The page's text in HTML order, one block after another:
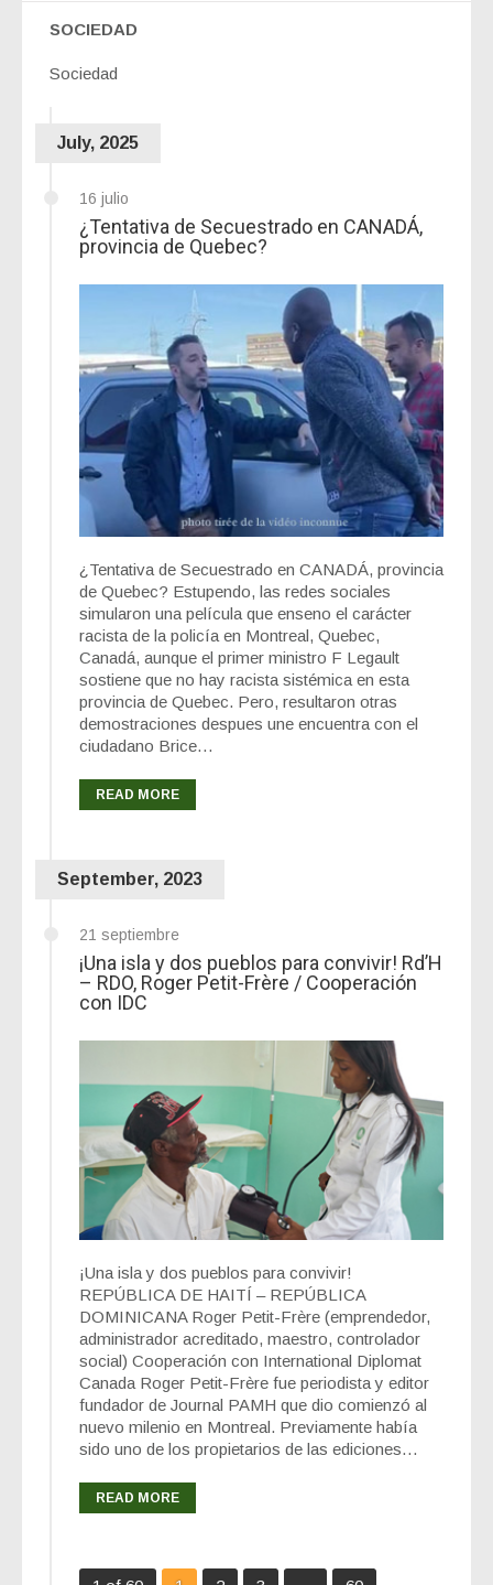
SOCIEDAD
Sociedad
July, 2025
16 julio
¿Tentativa de Secuestrado en CANADÁ,
provincia de Quebec?
¿Tentativa de Secuestrado en CANADÁ, provincia
de Quebec? Estupendo, las redes sociales
simularon una película que enseno el carácter
racista de la policía en Montreal, Quebec,
Canadá, aunque el primer ministro F Legault
sostiene que no hay racista sistémica en esta
provincia de Quebec. Pero, resultaron otras
demostraciones despues une encuentra con el
ciudadano Brice…
READ MORE
September, 2023
21 septiembre
¡Una isla y dos pueblos para convivir! Rd’H
– RDO, Roger Petit-Frère / Cooperación
con IDC
¡Una isla y dos pueblos para convivir!
REPÚBLICA DE HAITÍ – REPÚBLICA
DOMINICANA Roger Petit-Frère (emprendedor,
administrador acreditado, maestro, controlador
social) Cooperación con International Diplomat
Canada Roger Petit-Frère fue periodista y editor
fundador de Journal PAMH que dio comienzó al
nuevo milenio en Montreal. Previamente había
sido uno de los propietarios de las ediciones…
READ MORE